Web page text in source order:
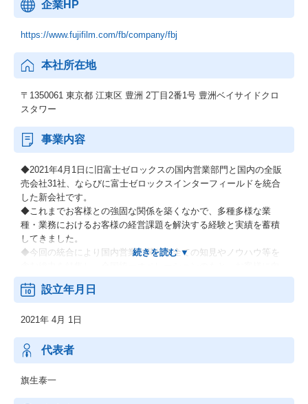
企業HP
https://www.fujifilm.com/fb/company/fbj
本社所在地
〒1350061 東京都 江東区 豊洲 2丁目2番1号 豊洲ベイサイドクロ
スタワー
事業内容
◆2021年4月1日に旧富士ゼロックスの国内営業部門と国内の全販
売会社31社、ならびに富士ゼロックスインターフィールドを統合
した新会社です。
◆これまでお客様との強固な関係を築くなかで、多種多様な業
種・業務におけるお客様の経営課題を解決する経験と実績を蓄積
してきました。
◆今回の統合により国内営業に関わる全ての知見やノウハウ等を
けて新たな価値提供を加速し、これまで以上に迅速かつダイナミ
ックにお客様のニーズにお応えします。
・オフィスソリューション事業
・グラフィックコミュニケーション事業
・ビジネスソリューション事業
設立年月日
2021年 4月 1日
代表者
旗生泰一